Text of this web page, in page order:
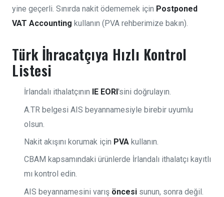
yine geçerli. Sınırda nakit ödememek için Postponed
VAT Accounting kullanın (PVA rehberimize bakın).
Türk İhracatçıya Hızlı Kontrol
Listesi
İrlandalı ithalatçının IE EORI'sini doğrulayın.
A.TR belgesi AIS beyannamesiyle birebir uyumlu
olsun.
Nakit akışını korumak için PVA kullanın.
CBAM kapsamındaki ürünlerde İrlandalı ithalatçı kayıtlı
mı kontrol edin.
AIS beyannamesini varış öncesi sunun, sonra değil.